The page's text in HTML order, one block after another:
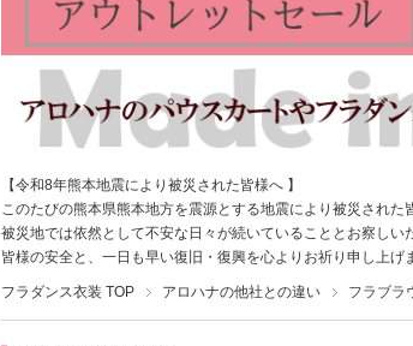
【令和8年熊本地震により被災された皆様へ 】
このたびの熊本県熊本地方を震源とする地震により被災され
被災地では依然として不安な日々が続いていることとお察しい
皆様の安全と、一日も早い復旧・復興を心よりお祈り申
フラダンス衣装 TOP アロハナの他社との違い フラブラ